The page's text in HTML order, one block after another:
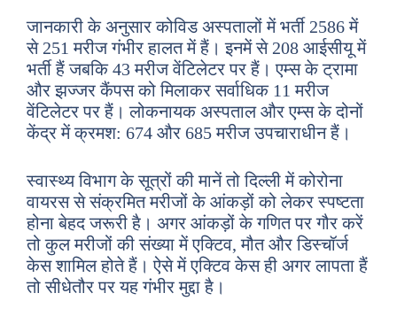
जानकारी के अनुसार कोविड अस्पतालों में भर्ती 2586 में
से 251 मरीज गंभीर हालत में हैं। इनमें से 208 आईसीयू में
भर्ती हैं जबकि 43 मरीज वेंटिलेटर पर हैं। एम्स के ट्रामा
और झज्जर कैंपस को मिलाकर सर्वाधिक 11 मरीज
वेंटिलेटर पर हैं। लोकनायक अस्पताल और एम्स के दोनों
केंद्र में क्रमश: 674 और 685 मरीज उपचाराधीन हैं।
स्वास्थ्य विभाग के सूत्रों की मानें तो दिल्ली में कोरोना
वायरस से संक्रमित मरीजों के आंकड़ों को लेकर स्पष्टता
होना बेहद जरूरी है। अगर आंकड़ों के गणित पर गौर करें
तो कुल मरीजों की संख्या में एक्टिव, मौत और डिस्चॉर्ज
केस शामिल होते हैं। ऐसे में एक्टिव केस ही अगर लापता हैं
तो सीधेतौर पर यह गंभीर मुद्दा है।